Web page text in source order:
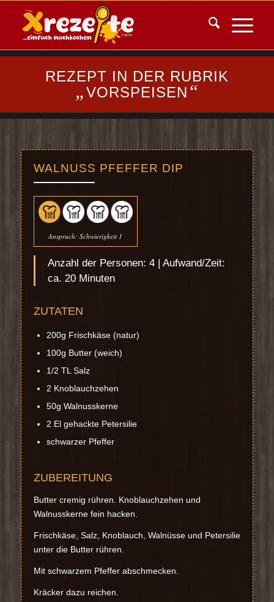
REZEPT IN DER RUBRIK
„VORSPEISEN “
WALNUSS PFEFFER DIP
Anspruch: Schwierigkeit 1
Anzahl der Personen: 4 | Aufwand/Zeit:
ca. 20 Minuten
ZUTATEN
200g Frischkäse (natur)
100g Butter (weich)
1/2 TL Salz
2 Knoblauchzehen
50g Walnusskerne
2 El gehackte Petersilie
schwarzer Pfeffer
ZUBEREITUNG
Butter cremig rühren. Knoblauchzehen und
Walnusskerne fein hacken.
Frischkäse, Salz, Knoblauch, Walnüsse und Petersilie
unter die Butter rühren.
Mit schwarzem Pfeffer abschmecken.
Kräcker dazu reichen.